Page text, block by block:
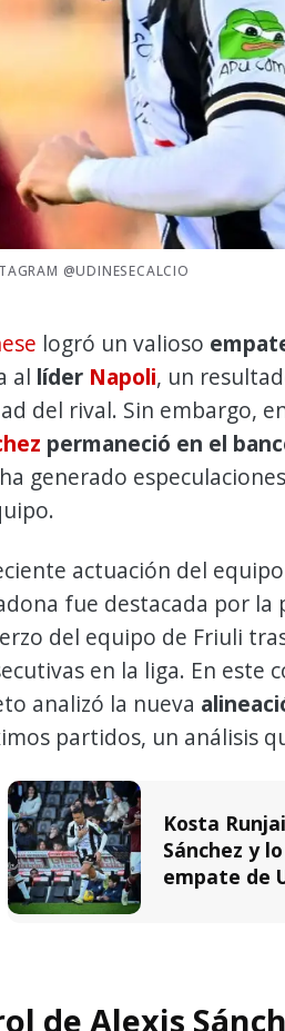
@UDINESECALCIO
logró un valioso
al líder Napoli, un
del rival. Sin embargo,
permaneció en el
generado
actuación del
fue destacada por la
del equipo de Friuli
en la liga. En este
analizó la nueva
partidos, un análisis
Kosta
Sánchez y
empate de
de Alexis